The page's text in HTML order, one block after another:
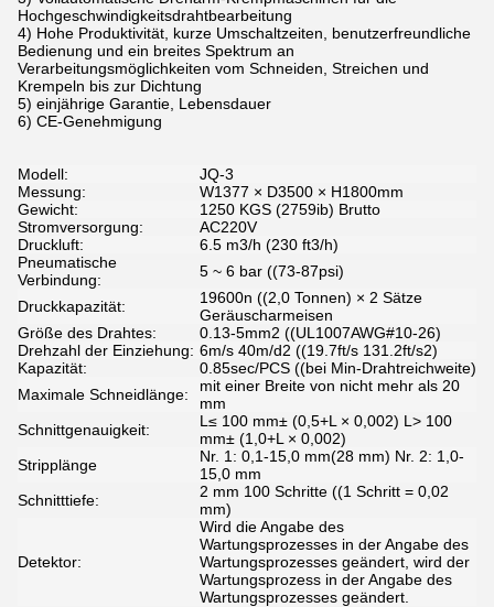
Hochgeschwindigkeitsdrahtbearbeitung
4) Hohe Produktivität, kurze Umschaltzeiten, benutzerfreundliche
Bedienung und ein breites Spektrum an
Verarbeitungsmöglichkeiten vom Schneiden, Streichen und
Krempeln bis zur Dichtung
5) einjährige Garantie, Lebensdauer
6) CE-Genehmigung
Modell:
JQ-3
Messung:
W1377 × D3500 × H1800mm
Gewicht:
1250 KGS (2759ib) Brutto
Stromversorgung:
AC220V
Druckluft:
6.5 m3/h (230 ft3/h)
Pneumatische
Verbindung:
5 ~ 6 bar ((73-87psi)
Druckkapazität:
19600n ((2,0 Tonnen) × 2 Sätze
Geräuscharmeisen
Größe des Drahtes:
0.13-5mm2 ((UL1007AWG#10-26)
Drehzahl der Einziehung: 6m/s 40m/d2 ((19.7ft/s 131.2ft/s2)
Kapazität:
0.85sec/PCS ((bei Min-Drahtreichweite)
Maximale Schneidlänge:
mit einer Breite von nicht mehr als 20
mm
Schnittgenauigkeit:
L≤ 100 mm± (0,5+L × 0,002) L> 100
mm± (1,0+L × 0,002)
Stripplänge
Nr. 1: 0,1-15,0 mm(28 mm) Nr. 2: 1,0-
15,0 mm
Schnitttiefe:
2 mm 100 Schritte ((1 Schritt = 0,02
mm)
Detektor:
Wird die Angabe des
Wartungsprozesses in der Angabe des
Wartungsprozesses geändert, wird der
Wartungsprozess in der Angabe des
Wartungsprozesses geändert.